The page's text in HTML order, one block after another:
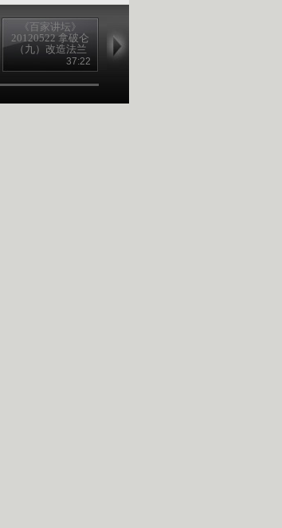
《百家讲坛》
20120522 拿破仑
（九）改造法兰
37:22
20120521 拿破仑
（八）让钱袋子